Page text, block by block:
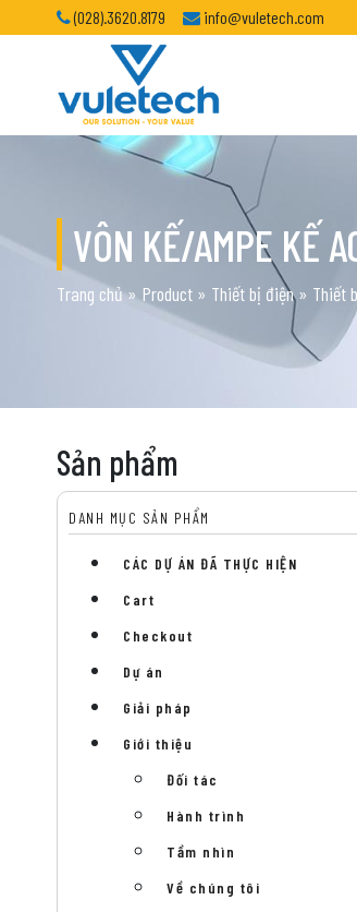
(028).3620.8179 info@vuletech.com
VÔN KẾ/AMPE KẾ
Trang chủ» Product » Thiết bị điện» Thiết
Sản phẩm
DANH MỤC SẢN PHẨM
CÁC DỰ ÁN ĐÃ THỰC HIỆN
Cart
Checkout
Dự án
Giải pháp
Giới thiệu
Đối tác
Hành trình
Tầm nhìn
Về chúng tôi